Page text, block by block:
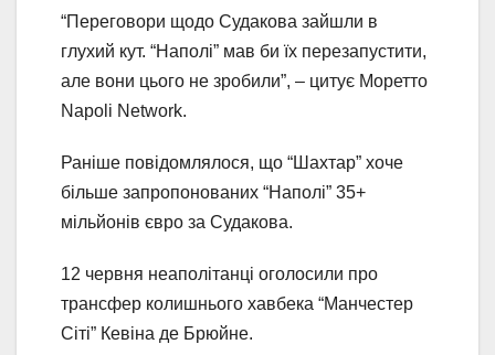
“Переговори щодо Судакова зайшли в
глухий кут. “Наполі” мав би їх перезапустити,
але вони цього не зробили”, – цитує Моретто
Napoli Network.
Раніше повідомлялося, що “Шахтар” хоче
більше запропонованих “Наполі” 35+
мільйонів євро за Судакова.
12 червня неаполітанці оголосили про
трансфер колишнього хавбека “Манчестер
Сіті” Кевіна де Брюйне.